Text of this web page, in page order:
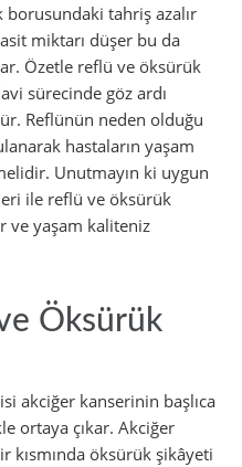
tahriş azalır
miktarı düşer bu da
Özetle reflü ve öksürük
sürecinde göz ardı
Reflünün neden olduğu
hastaların yaşam
Unutmayın ki uygun
ile reflü ve öksürük
ve yaşam kaliteniz
Öksürük
akciğer kanserinin başlıca
ortaya çıkar. Akciğer
kısmında öksürük şikâyeti